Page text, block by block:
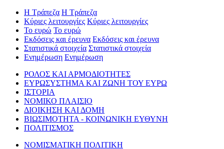
Η Τράπεζα Η Τράπεζα
Κύριες λειτουργίες Κύριες λειτουργίες
Το ευρώ Το ευρώ
Εκδόσεις και έρευνα Εκδόσεις και έρευνα
Στατιστικά στοιχεία Στατιστικά στοιχεία
Ενημέρωση Ενημέρωση
ΡΟΛΟΣ ΚΑΙ ΑΡΜΟΔΙΟΤΗΤΕΣ
ΕΥΡΩΣΥΣΤΗΜΑ ΚΑΙ ΖΩΝΗ ΤΟΥ ΕΥΡΩ
ΙΣΤΟΡΙΑ
ΝΟΜΙΚΟ ΠΛΑΙΣΙΟ
ΔΙΟΙΚΗΣΗ ΚΑΙ ΔΟΜΗ
ΒΙΩΣΙΜΟΤΗΤΑ - ΚΟΙΝΩΝΙΚΗ ΕΥΘΥΝΗ
ΠΟΛΙΤΙΣΜΟΣ
ΝΟΜΙΣΜΑΤΙΚΗ ΠΟΛΙΤΙΚΗ